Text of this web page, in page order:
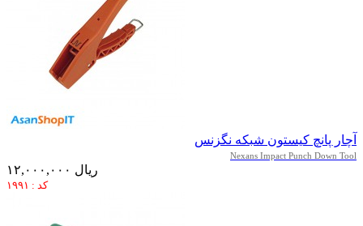
آچار پانچ کیستون شبکه نگزنس
Nexans Impact Punch Down Tool
۱۲,۰۰۰,۰۰۰ ریال
کد : ۱۹۹۱